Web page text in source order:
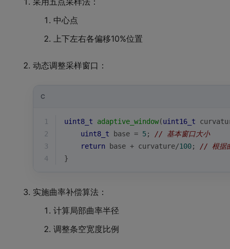
中心点
上下左右各偏移10%位置
动态调整采样窗口：
C
1 uint8_t adaptive_window(uint16_t
2
uint8_t base = 5; // 基本窗口大小
3
return base + curvature/100; // 根据
4
}
实施曲率补偿算法：
计算局部曲率半径
调整条空宽度比例